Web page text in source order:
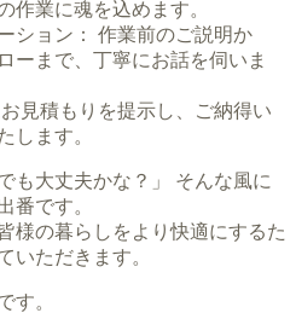
作業に魂を込めます。
ション： 作業前のご説明か
ーまで、丁寧にお話を伺いま
見積もりを提示し、ご納得い
します。
も大丈夫かな？」 そんな風に
番です。
様の暮らしをより快適にするた
いただきます。
す。